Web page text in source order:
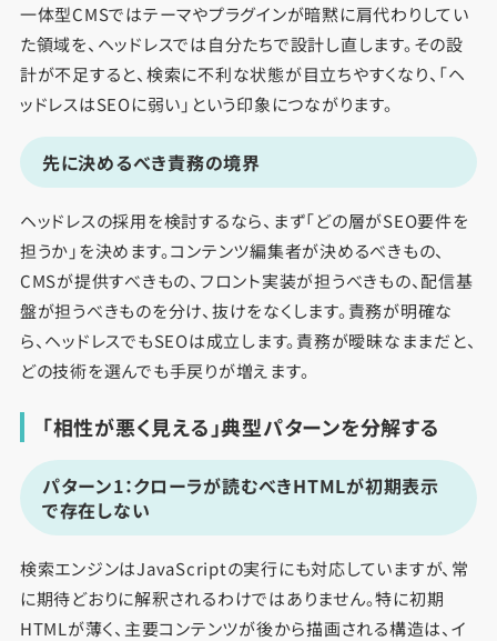
一体型CMSではテーマやプラグインが暗黙に肩代わりしてい
た領域を、ヘッドレスでは自分たちで設計し直します。その設
計が不足すると、検索に不利な状態が目立ちやすくなり、「ヘ
ッドレスはSEOに弱い」という印象につながります。
先に決めるべき責務の境界
ヘッドレスの採用を検討するなら、まず「どの層がSEO要件を
担うか」を決めます。コンテンツ編集者が決めるべきもの、
CMSが提供すべきもの、フロント実装が担うべきもの、配信基
盤が担うべきものを分け、抜けをなくします。責務が明確な
ら、ヘッドレスでもSEOは成立します。責務が曖昧なままだと、
どの技術を選んでも手戻りが増えます。
「相性が悪く見える」典型パターンを分解する
パターン1：クローラが読むべきHTMLが初期表示
で存在しない
検索エンジンはJavaScriptの実行にも対応していますが、常
に期待どおりに解釈されるわけではありません。特に初期
HTMLが薄く、主要コンテンツが後から描画される構造は、イ